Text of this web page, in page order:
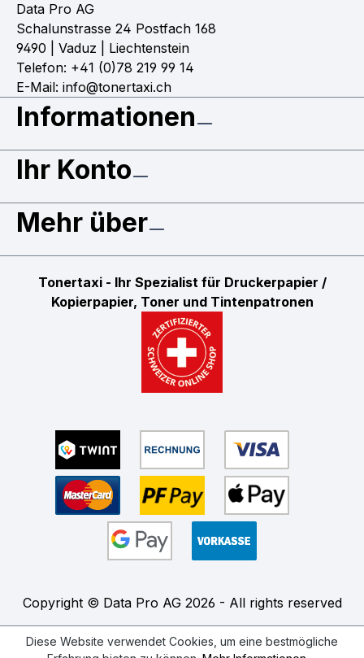
Data Pro AG
Schalunstrasse 24 Postfach 168
9490 | Vaduz | Liechtenstein
Telefon: +41 (0)78 219 99 14
E-Mail: info@tonertaxi.ch
Informationen
Ihr Konto
Mehr über
Tonertaxi - Ihr Spezialist für Druckerpapier /
Kopierpapier, Toner und Tintenpatronen
Copyright © Data Pro AG 2026 - All rights reserved
Diese Website verwendet Cookies, um eine bestmögliche